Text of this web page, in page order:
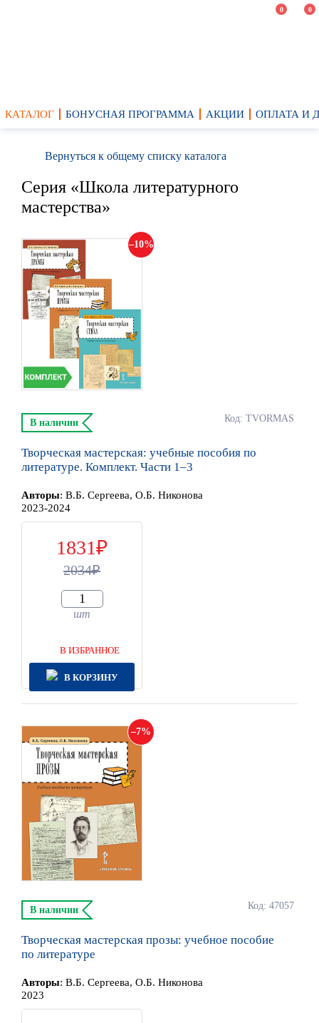
0 0
КАТАЛОГ БОНУСНАЯ ПРОГРАММА АКЦИИ ОПЛАТА И
Вернуться к общему списку каталога
Cерия «Школа литературного
мастерства»
10
Код: TVORMAS
В наличии
Творческая мастерская: учебные пособия по
литературе. Комплект. Части 1–3
Авторы: В.Б. Сергеева, О.Б. Никонова
2023-2024
1831
2034
шт
В ИЗБРАННОЕ
В КОРЗИНУ
7
Код: 47057
В наличии
Творческая мастерская прозы: учебное пособие
по литературе
Авторы: В.Б. Сергеева, О.Б. Никонова
2023